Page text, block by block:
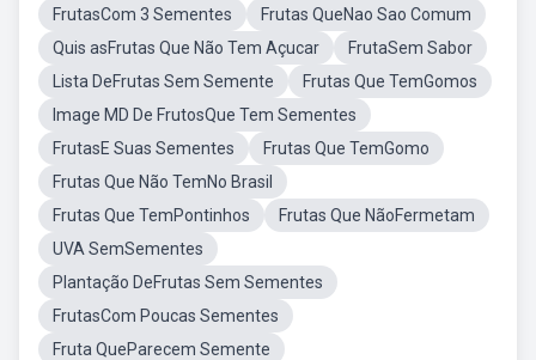
FrutasCom 3 Sementes
Frutas QueNao Sao Comum
Quis asFrutas Que Não Tem Açucar
FrutaSem Sabor
Lista DeFrutas Sem Semente
Frutas Que TemGomos
Image MD De FrutosQue Tem Sementes
FrutasE Suas Sementes
Frutas Que TemGomo
Frutas Que Não TemNo Brasil
Frutas Que TemPontinhos
Frutas Que NãoFermetam
UVA SemSementes
Plantação DeFrutas Sem Sementes
FrutasCom Poucas Sementes
Fruta QueParecem Semente